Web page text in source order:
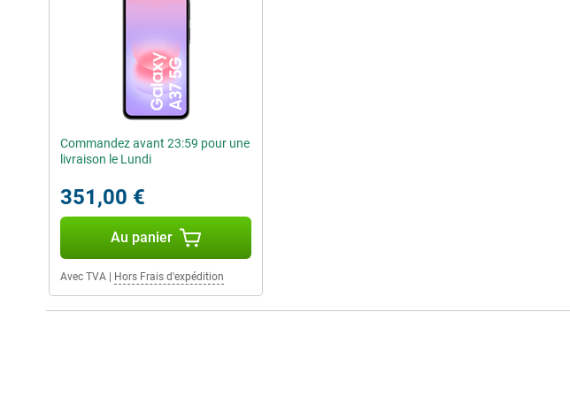
connectivité 5G, vous êtes prêt pour des téléchargements rapides, un streaming stable et des jeux
Galaxy A37 5G est également conçu pour durer, avec la certification IP68 offrant une protection
contre la poussière et l'eau. Samsung soutient également l'appareil pendant une longue période
avec des mises à jour logicielles et de sécurité. Vous recevrez jusqu'à 6 mises à jour Android et 6
ans de mises à jour de sécurité, pour que votre smartphone reste sûr, rapide et à jour. Vous
pourrez ainsi utiliser votre appareil pendant des années sans vous soucier de quoi que ce soit.
Commandez avant 23:59 pour une
livraison le Lundi
351,00 €
Au panier
Avec TVA Hors Frais d'expédition